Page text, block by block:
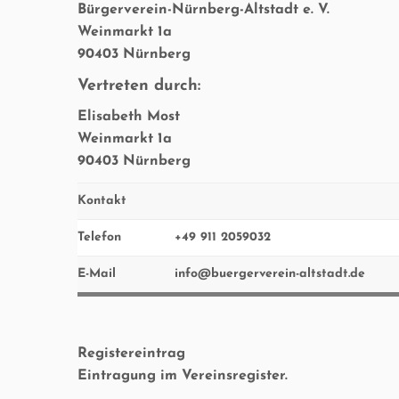
Bürgerverein-Nürnberg-Altstadt e. V.
Weinmarkt 1a
90403 Nürnberg
Vertreten durch:
Elisabeth Most
Weinmarkt 1a
90403 Nürnberg
Kontakt
Telefon +49 911 2059032
E-Mail info@buergerverein-altstadt.de
Registereintrag
Eintragung im Vereinsregister.